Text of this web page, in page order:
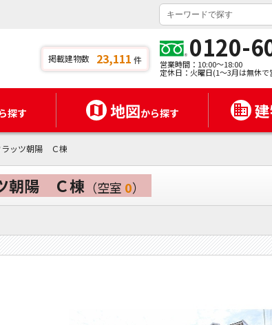
掲載建物数 23,111 件 0120-
営業時間：10:00～18:00
定休日：火曜日(1～3月は無休で
探す 地図から探す
ラッツ朝陽 Ｃ棟
朝陽 Ｃ棟 （空室 0）